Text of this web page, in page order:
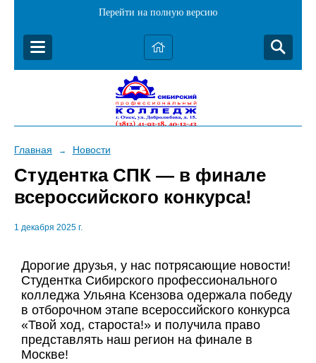
Перейти на полную версию
Главная → Новости
Студентка СПК — в финале
всероссийского конкурса!
1 декабря 2025 г.
Дорогие друзья, у нас потрясающие новости!
Студентка Сибирского профессионального
колледжа Ульяна Ксензова одержала победу
в отборочном этапе всероссийского конкурса
«Твой ход, староста!» и получила право
представлять наш регион на финале в
Москве!